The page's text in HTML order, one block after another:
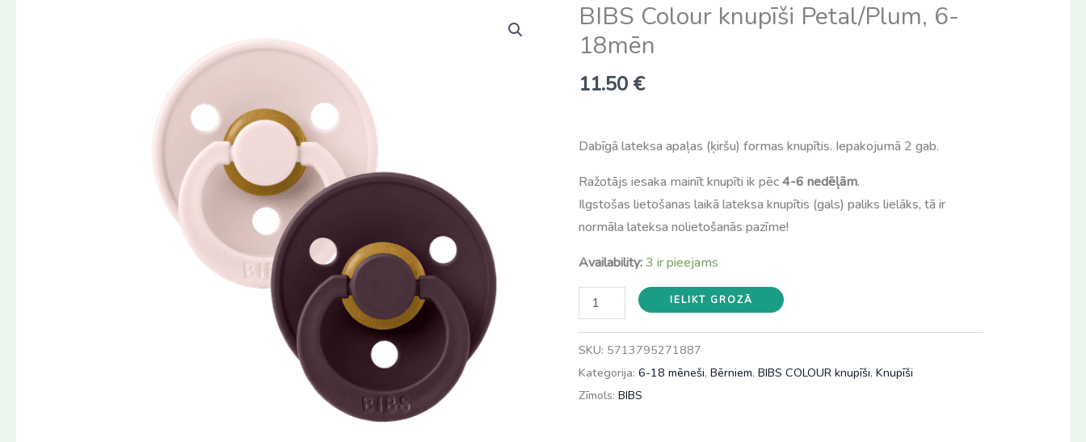
BIBS Colour knupīši Petal/Plum, 6-
18mēn
11.50 €
Dabīgā lateksa apaļas (ķiršu) formas knupītis. Iepakojumā 2 gab.
Ražotājs iesaka mainīt knupīti ik pēc4-6 nedēļām.
Ilgstošas lietošanas laikā lateksa knupītis (gals) paliks lielāks, tā ir
normāla lateksa nolietošanās pazīme!
Availability:3 ir pieejams
BIBS
Colour
knupīši
Petal/Plum,
6-
IELIKT GROZĀ
SKU: 5713795271887
Kategorija: 6-18 mēneši, Bērniem, BIBS COLOUR knupīši, Knupīši
Zīmols: BIBS